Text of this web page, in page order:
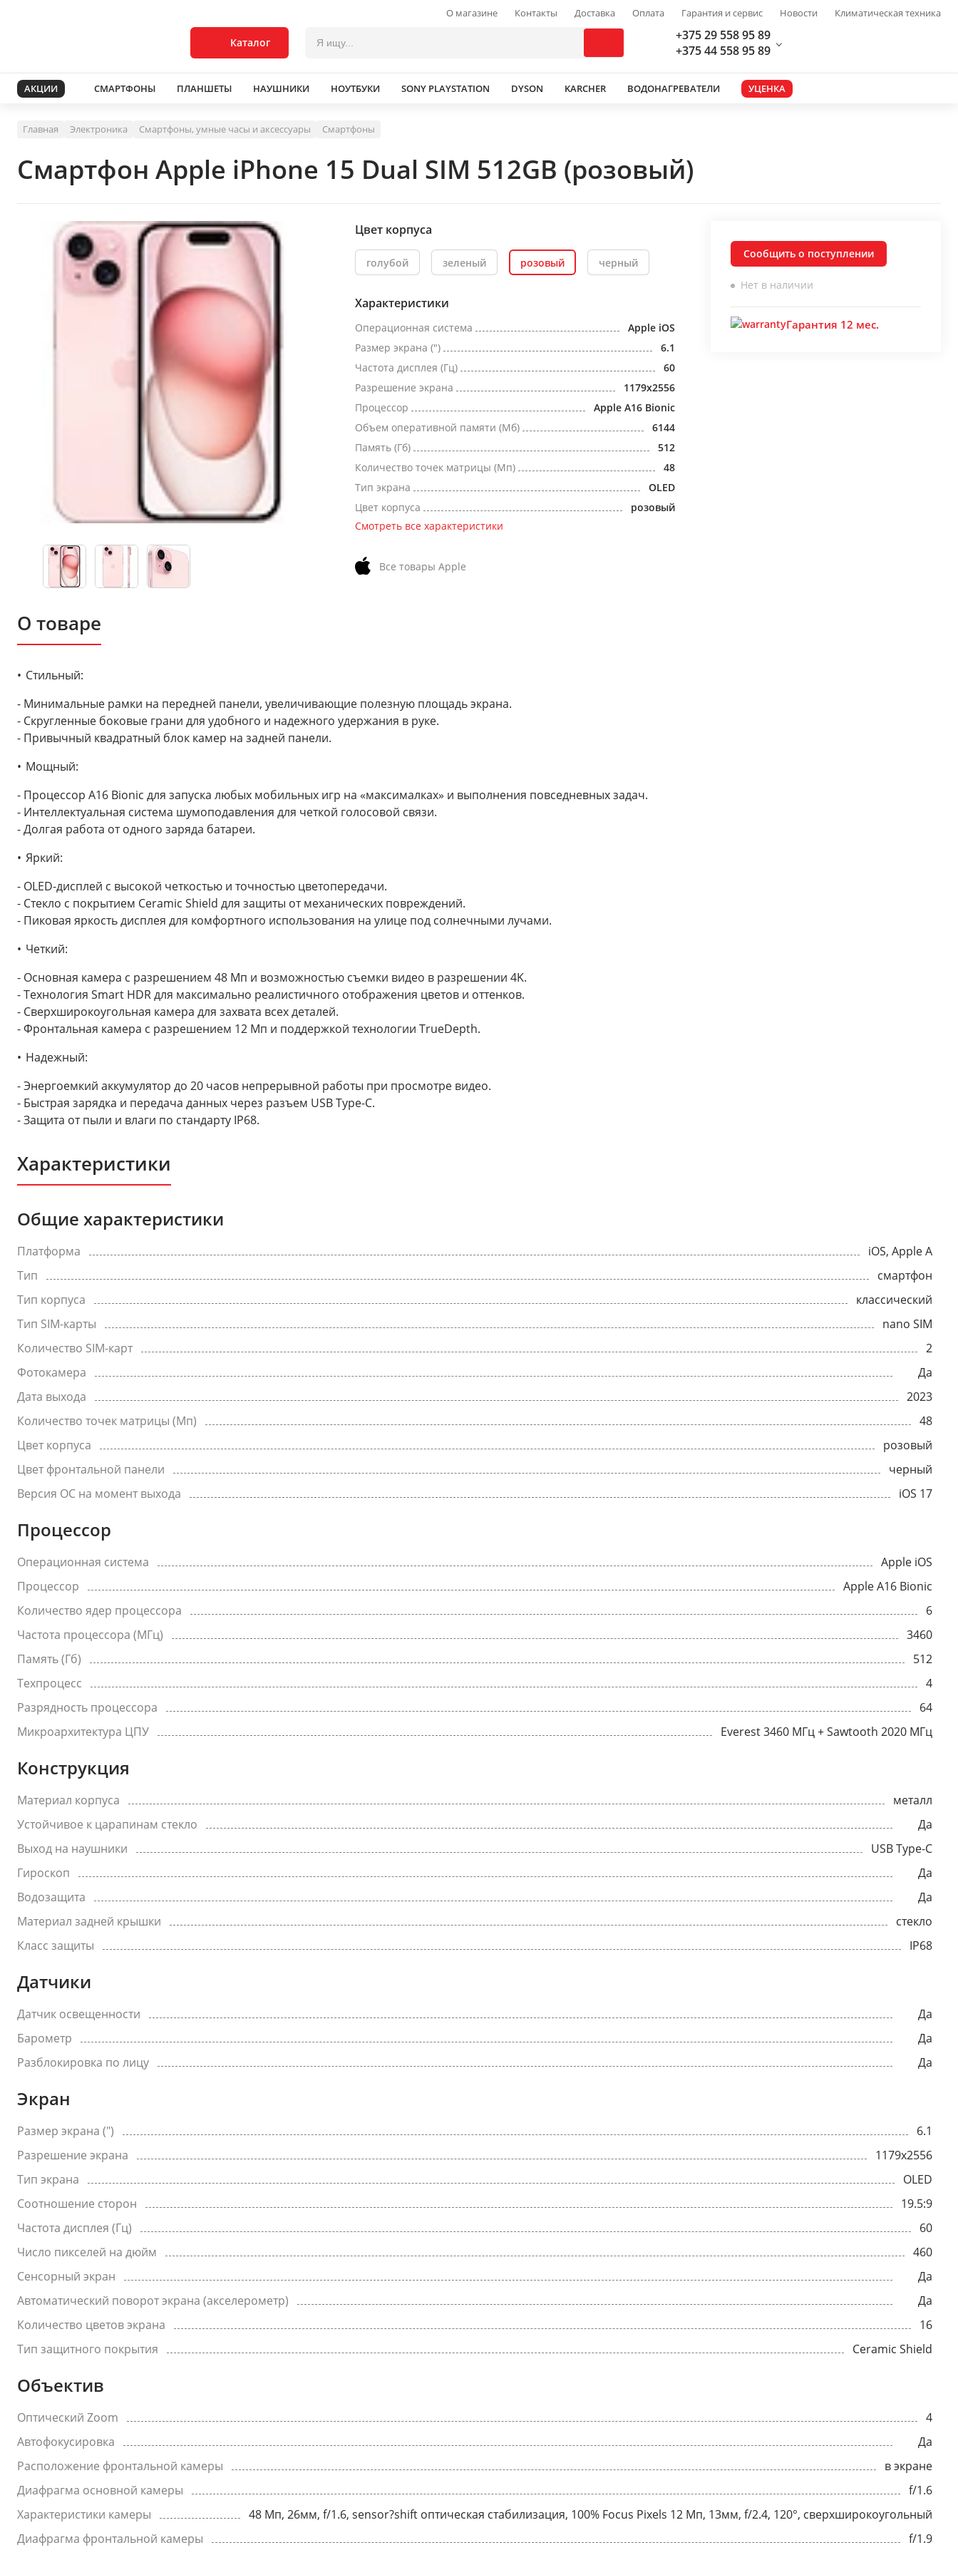
О магазине Контакты Доставка Оплата Гарантия и сервис Новости Климатическая техника
Каталог
+375 29 558 95 89
+375 44 558 95 89
АКЦИИ СМАРТФОНЫ ПЛАНШЕТЫ НАУШНИКИ НОУТБУКИ SONY PLAYSTATION DYSON KARCHER ВОДОНАГРЕВАТЕЛИ УЦЕНКА
Главная Электроника Смартфоны, умные часы и аксессуары Смартфоны
Смартфон Apple iPhone 15 Dual SIM 512GB (розовый)
Цвет корпуса
голубой зеленый розовый черный
Характеристики
Операционная система
Apple iOS
Размер экрана (")
6.1
Частота дисплея (Гц)
60
Разрешение экрана
1179x2556
Процессор
Apple A16 Bionic
Объем оперативной памяти (Мб)
6144
Память (Гб)
512
Количество точек матрицы (Мп)
48
Тип экрана
OLED
Цвет корпуса
розовый
Смотреть все характеристики
Все товары Apple
Сообщить о поступлении
Нет в наличии
Гарантия 12 мес.
О товаре
Стильный:
- Минимальные рамки на передней панели, увеличивающие полезную площадь экрана.
- Скругленные боковые грани для удобного и надежного удержания в руке.
- Привычный квадратный блок камер на задней панели.
Мощный:
- Процессор A16 Bionic для запуска любых мобильных игр на «максималках» и выполнения повседневных задач.
- Интеллектуальная система шумоподавления для четкой голосовой связи.
- Долгая работа от одного заряда батареи.
Яркий:
- OLED-дисплей с высокой четкостью и точностью цветопередачи.
- Стекло с покрытием Ceramic Shield для защиты от механических повреждений.
- Пиковая яркость дисплея для комфортного использования на улице под солнечными лучами.
Четкий:
- Основная камера с разрешением 48 Мп и возможностью съемки видео в разрешении 4K.
- Технология Smart HDR для максимально реалистичного отображения цветов и оттенков.
- Сверхширокоугольная камера для захвата всех деталей.
- Фронтальная камера с разрешением 12 Мп и поддержкой технологии TrueDepth.
Надежный:
- Энергоемкий аккумулятор до 20 часов непрерывной работы при просмотре видео.
- Быстрая зарядка и передача данных через разъем USB Type-C.
- Защита от пыли и влаги по стандарту IP68.
Характеристики
Общие характеристики
Платформа
iOS, Apple A
Тип
смартфон
Тип корпуса
классический
Тип SIM-карты
nano SIM
Количество SIM-карт
2
Фотокамера
Да
Дата выхода
2023
Количество точек матрицы (Мп)
48
Цвет корпуса
розовый
Цвет фронтальной панели
черный
Версия ОС на момент выхода
iOS 17
Процессор
Операционная система
Apple iOS
Процессор
Apple A16 Bionic
Количество ядер процессора
6
Частота процессора (МГц)
3460
Память (Гб)
512
Техпроцесс
4
Разрядность процессора
64
Микроархитектура ЦПУ
Everest 3460 МГц + Sawtooth 2020 МГц
Конструкция
Материал корпуса
металл
Устойчивое к царапинам стекло
Да
Выход на наушники
USB Type-C
Гироскоп
Да
Водозащита
Да
Материал задней крышки
стекло
Класс защиты
IP68
Датчики
Датчик освещенности
Да
Барометр
Да
Разблокировка по лицу
Да
Экран
Размер экрана (")
6.1
Разрешение экрана
1179x2556
Тип экрана
OLED
Соотношение сторон
19.5:9
Частота дисплея (Гц)
60
Число пикселей на дюйм
460
Сенсорный экран
Да
Автоматический поворот экрана (акселерометр)
Да
Количество цветов экрана
16
Тип защитного покрытия
Ceramic Shield
Объектив
Оптический Zoom
4
Автофокусировка
Да
Расположение фронтальной камеры
в экране
Диафрагма основной камеры
f/1.6
Характеристики камеры
48 Мп, 26мм, f/1.6, sensor?shift оптическая стабилизация, 100% Focus Pixels 12 Мп, 13мм, f/2.4, 120°, сверхширокоугольный
Диафрагма фронтальной камеры
f/1.9